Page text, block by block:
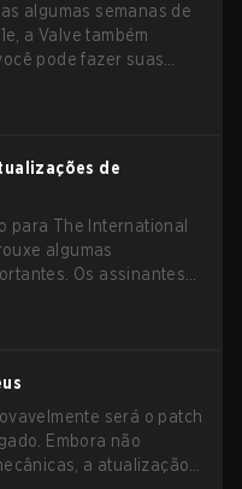
algumas semanas de
a Valve também
pode fazer suas
de
para The International
algumas
Os assinantes
vincular teclas de
será o patch
Embora não
a atualização